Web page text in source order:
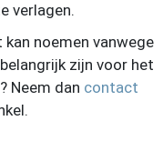
verlagen.
noemen vanwege
zijn voor het
Neem dan contact